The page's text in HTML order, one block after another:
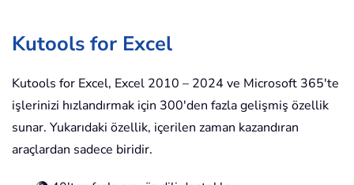
Kutools for Excel
Kutools for Excel, Excel 2010 – 2024 ve Microsoft 365'te
işlerinizi hızlandırmak için 300'den fazla gelişmiş özellik
sunar. Yukarıdaki özellik, içerilen zaman kazandıran
araçlardan sadece biridir.